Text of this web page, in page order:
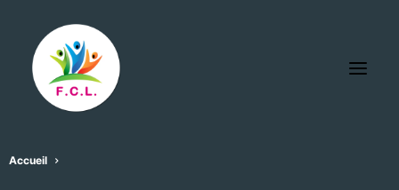
Accueil